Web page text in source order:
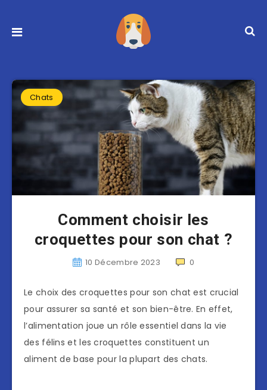
Chats
Comment choisir les
croquettes pour son chat ?
10 Décembre 2023 0
Le choix des croquettes pour son chat est crucial
pour assurer sa santé et son bien-être. En effet,
l’alimentation joue un rôle essentiel dans la vie
des félins et les croquettes constituent un
aliment de base pour la plupart des chats.